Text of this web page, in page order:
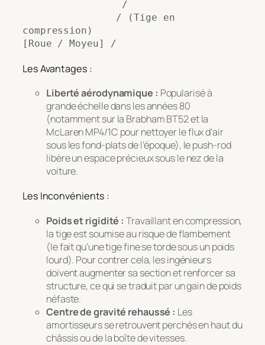
compression)
Les Avantages :
Liberté aérodynamique : Popularisé à
grande échelle dans les années 80
(notamment sur la Brabham BT52 et la
McLaren MP4/1C pour nettoyer le flux d’air
sous les fond-plats de l’époque), le push-rod
libère un espace précieux sous le nez de la
voiture.
Les Inconvénients :
Poids et rigidité : Travaillant en compression,
la tige est soumise au risque de flambement
(le fait qu’une tige fine se torde sous un poids
lourd). Pour contrer cela, les ingénieurs
doivent augmenter sa section et renforcer sa
structure, ce qui se traduit par un gain de poids
néfaste.
Centre de gravité rehaussé : Les
amortisseurs se retrouvent perchés en haut du
châssis ou de la boîte de vitesses.